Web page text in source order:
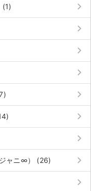
(1) keyboard_arrow_right
keyboard_arrow_right
keyboard_arrow_right
keyboard_arrow_right
keyboard_arrow_right
keyboard_arrow_right
keyboard_arrow_right
ャニ∞） (26) keyboard_arrow_right
keyboard_arrow_right